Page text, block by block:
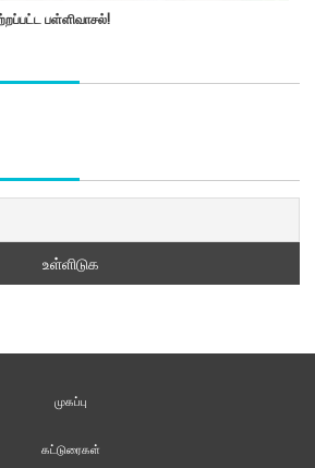
பள்ளிவாசல்!
முகப்பு
கட்டுரைகள்